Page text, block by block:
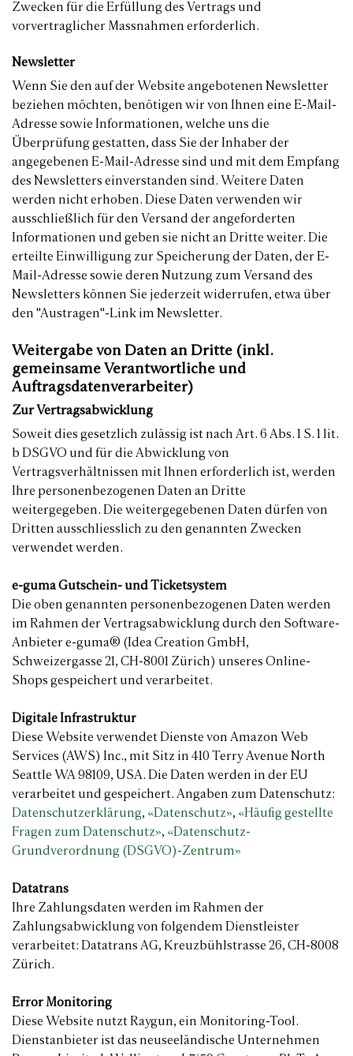
Zwecken für die Erfüllung des Vertrags und
vorvertraglicher Massnahmen erforderlich.
Newsletter
Wenn Sie den auf der Website angebotenen Newsletter
beziehen möchten, benötigen wir von Ihnen eine E-Mail-
Adresse sowie Informationen, welche uns die
Überprüfung gestatten, dass Sie der Inhaber der
angegebenen E-Mail-Adresse sind und mit dem Empfang
des Newsletters einverstanden sind. Weitere Daten
werden nicht erhoben. Diese Daten verwenden wir
ausschließlich für den Versand der angeforderten
Informationen und geben sie nicht an Dritte weiter. Die
erteilte Einwilligung zur Speicherung der Daten, der E-
Mail-Adresse sowie deren Nutzung zum Versand des
Newsletters können Sie jederzeit widerrufen, etwa über
den "Austragen"-Link im Newsletter.
Weitergabe von Daten an Dritte (inkl.
gemeinsame Verantwortliche und
Auftragsdatenverarbeiter)
Zur Vertragsabwicklung
Soweit dies gesetzlich zulässig ist nach Art. 6 Abs. 1 S. 1 lit.
b DSGVO und für die Abwicklung von
Vertragsverhältnissen mit Ihnen erforderlich ist, werden
Ihre personenbezogenen Daten an Dritte
weitergegeben. Die weitergegebenen Daten dürfen von
Dritten ausschliesslich zu den genannten Zwecken
verwendet werden.
e-guma Gutschein- und Ticketsystem
Die oben genannten personenbezogenen Daten werden
im Rahmen der Vertragsabwicklung durch den Software-
Anbieter e-guma® (Idea Creation GmbH,
Schweizergasse 21, CH-8001 Zürich) unseres Online-
Shops gespeichert und verarbeitet.
Digitale Infrastruktur
Diese Website verwendet Dienste von Amazon Web
Services (AWS) Inc., mit Sitz in 410 Terry Avenue North
Seattle WA 98109, USA. Die Daten werden in der EU
verarbeitet und gespeichert. Angaben zum Datenschutz:
Datenschutzerklärung, «Datenschutz», «Häufig gestellte
Fragen zum Datenschutz», «Datenschutz-
Grundverordnung (DSGVO)-Zentrum»
Datatrans
Ihre Zahlungsdaten werden im Rahmen der
Zahlungsabwicklung von folgendem Dienstleister
verarbeitet: Datatrans AG, Kreuzbühlstrasse 26, CH-8008
Zürich.
Error Monitoring
Diese Website nutzt Raygun, ein Monitoring-Tool.
Dienstanbieter ist das neuseeländische Unternehmen